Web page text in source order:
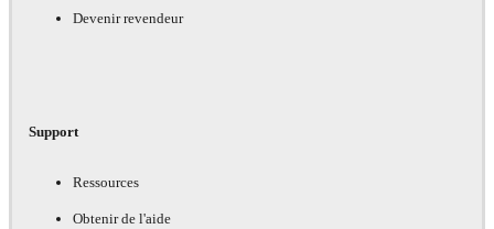
Devenir revendeur
Support
Ressources
Obtenir de l'aide